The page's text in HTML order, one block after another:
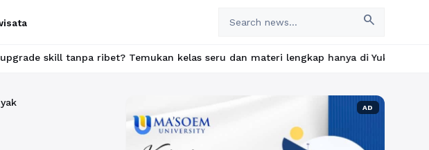
search
tanpa ribet? Temukan kelas seru dan materi lengkap hanya di YukBelajar.com.
AD